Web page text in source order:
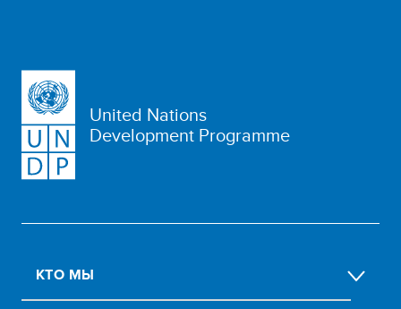
United Nations
Development Programme
КТО МЫ